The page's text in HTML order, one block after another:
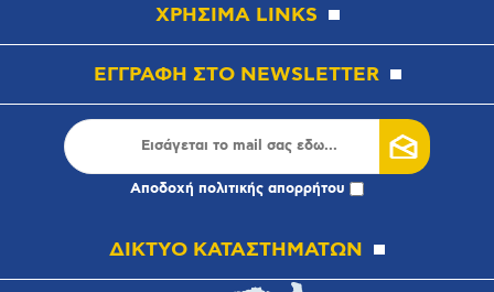
ΧΡΗΣΙΜΑ LINKS
ΕΓΓΡΑΦΗ ΣΤΟ NEWSLETTER
Αποδοχή πολιτικής απορρήτου
ΔΙΚΤΥΟ ΚΑΤΑΣΤΗΜΑΤΩΝ